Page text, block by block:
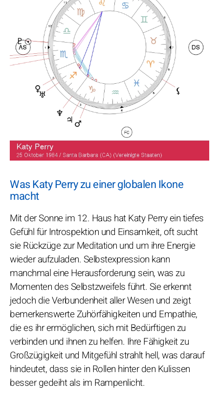
Was Katy Perry zu einer globalen Ikone
macht
Mit der Sonne im 12. Haus hat Katy Perry ein tiefes
Gefühl für Introspektion und Einsamkeit, oft sucht
sie Rückzüge zur Meditation und um ihre Energie
wieder aufzuladen. Selbstexpression kann
manchmal eine Herausforderung sein, was zu
Momenten des Selbstzweifels führt. Sie erkennt
jedoch die Verbundenheit aller Wesen und zeigt
bemerkenswerte Zuhörfähigkeiten und Empathie,
die es ihr ermöglichen, sich mit Bedürftigen zu
verbinden und ihnen zu helfen. Ihre Fähigkeit zu
Großzügigkeit und Mitgefühl strahlt hell, was darauf
hindeutet, dass sie in Rollen hinter den Kulissen
besser gedeiht als im Rampenlicht.